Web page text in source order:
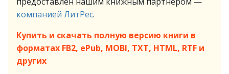
компанией ЛитРес.
Купить и скачать полную версию книги в
форматах FB2, ePub, MOBI, TXT, HTML, RTF и
других